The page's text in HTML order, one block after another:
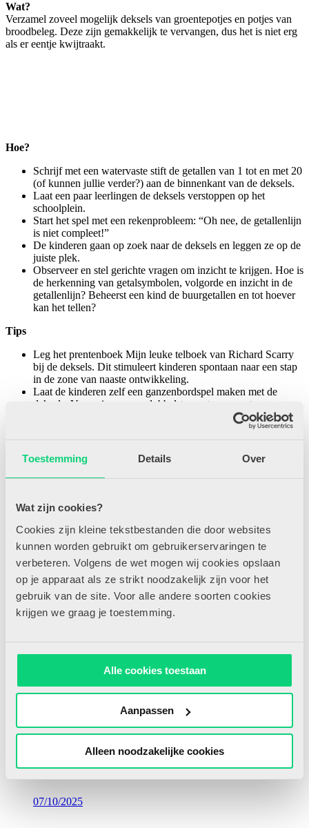
Toestemming Details Over
Wat zijn cookies?
Cookies zijn kleine tekstbestanden die door websites
kunnen worden gebruikt om gebruikerservaringen te
verbeteren. Volgens de wet mogen wij cookies opslaan
op je apparaat als ze strikt noodzakelijk zijn voor het
gebruik van de site. Voor alle andere soorten cookies
krijgen we graag je toestemming.
Alle cookies toestaan
Aanpassen
Alleen noodzakelijke cookies
Wat?
Verzamel zoveel mogelijk deksels van groentepotjes en potjes van
broodbeleg. Deze zijn gemakkelijk te vervangen, dus het is niet erg
als er eentje kwijtraakt.
Hoe?
Schrijf met een watervaste stift de getallen van 1 tot en met 20
(of kunnen jullie verder?) aan de binnenkant van de deksels.
Laat een paar leerlingen de deksels verstoppen op het
schoolplein.
Start het spel met een rekenprobleem: “Oh nee, de getallenlijn
is niet compleet!”
De kinderen gaan op zoek naar de deksels en leggen ze op de
juiste plek.
Observeer en stel gerichte vragen om inzicht te krijgen. Hoe is
de herkenning van getalsymbolen, volgorde en inzicht in de
getallenlijn? Beheerst een kind de buurgetallen en tot hoever
kan het tellen?
Tips
Leg het prentenboek Mijn leuke telboek van Richard Scarry
bij de deksels. Dit stimuleert kinderen spontaan naar een stap
in de zone van naaste ontwikkeling.
Laat de kinderen zelf een ganzenbordspel maken met de
deksels. Voeg pionnen en dobbelstenen toe om extra
10/06/2025
In de reeks ‘Aan de slag!’ laten we verschillende materialen
het gebruiken en hoe gebruik je het binnen een thema? Laat...
07/10/2025